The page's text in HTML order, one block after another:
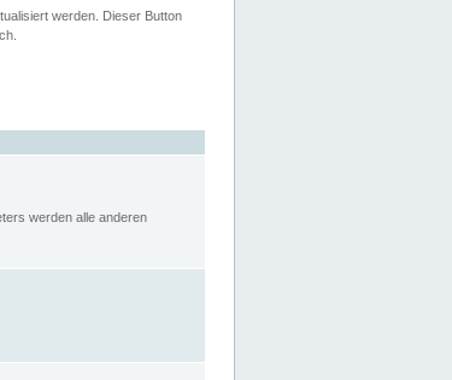
werden. Dieser Button
werden alle anderen